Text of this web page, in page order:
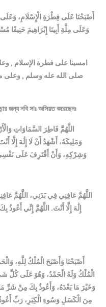
أَصْبَحْنَا عَلَى فِطْرَةِ الْإِسْلَامِ،
وَعَلَى مِلَّةِ أَبِينَا إِبْرَاهِيمَ
امسينا على فطرة الإسلام ,
صلى الله عله وسلم , وعلى
জন্য নবি সাঃ অসিয়ত করেছেনঃ
اللَّهُمَّ فَاطِرَ السَّمَاوَاتِ
وَمَلِيكَهُ، أَشْهَدُ أَنْ لَا إِلَٰهَ
وَشِرْكِهِ، وَأَنْ أَقْتَرِفَ عَلَى
اللَّهُمَّ عَافِنِي فِي بَدَنِي، اللَّهُمَّ
إِلَٰهَ إِلَّا أَنْتَ. اللَّهُمَّ إِنِّي أَعُوذُ
أَصْبَحْنَا وَأَصْبَحَ الْمُلْكُ لِلَّهِ،
الْمُلْكُ وَلَهُ الْحَمْدُ، وَهُوَ عَلَى كُلِّ
وَخَيْرَ مَا بَعْدَهُ، وَأَعُوذُ بِكَ مِنْ شَرِّ
مِنَ الْكَسَلِ وَسُوءِ الْكِبَرِ، رَبِّ